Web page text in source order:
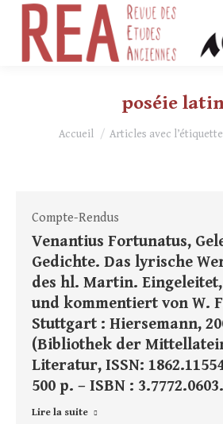
poséie
Vous êtes ici :
Accueil Articles avec
Compte-Rendus
Venantius Fortunatus,
Gedichte. Das lyrische
des hl. Martin.
und kommentiert von W.
Stuttgart : Hiersemann,
(Bibliothek der
Literatur, ISSN:
500 p. – ISBN :
Lire la suite